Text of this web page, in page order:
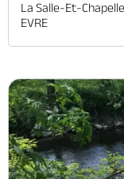
La Salle-Et-
EVRE